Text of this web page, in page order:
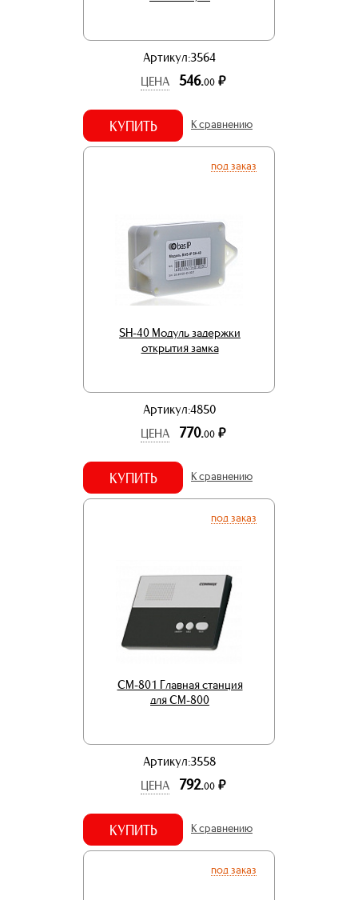
Артикул:3564
ЦЕНА
546.00 р.
КУПИТЬ К сравнению
под заказ
SH-40 Модуль задержки
открытия замка
Артикул:4850
ЦЕНА
770.00 р.
КУПИТЬ К сравнению
под заказ
CM-801 Главная станция
для СМ-800
Артикул:3558
ЦЕНА
792.00 р.
КУПИТЬ К сравнению
под заказ